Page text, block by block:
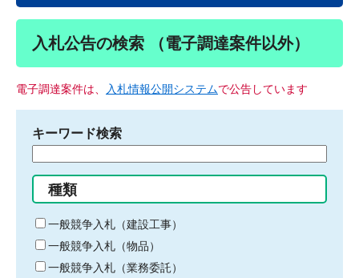
入札公告の検索 （電子調達案件以外）
電子調達案件は、 入札情報公開システムで公告しています
キーワード検索
る
キ
ー
ワ
ー
種類
一般競争入札（建設工事）
一般競争入札（物品）
一般競争入札（業務委託）